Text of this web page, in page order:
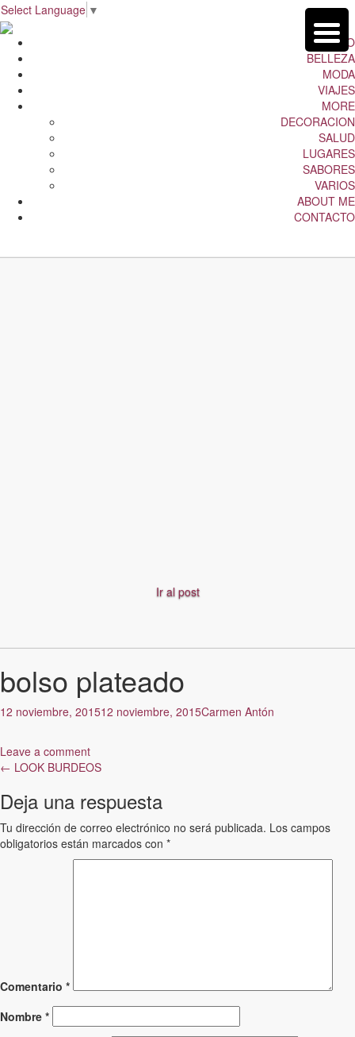
Select Language ▼
INICIO
BELLEZA
MODA
VIAJES
MORE
DECORACION
SALUD
LUGARES
SABORES
VARIOS
ABOUT ME
CONTACTO
Ir al post
bolso plateado
12 noviembre, 201512 noviembre, 2015Carmen Antón
Leave a comment
Post
navigation
← LOOK BURDEOS
Deja una respuesta
Tu dirección de correo electrónico no será publicada. Los campos
obligatorios están marcados con *
Comentario *
Nombre *